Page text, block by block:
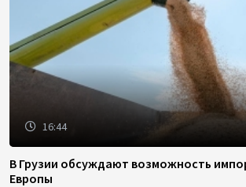
16:44
В Грузии обсуждают возможность
Европы